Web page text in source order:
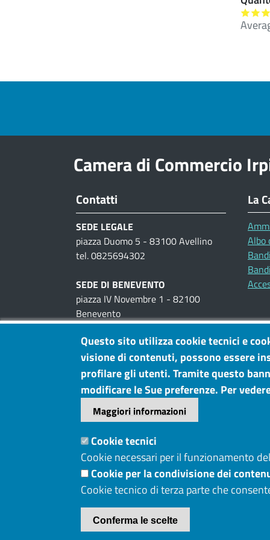
Camera di Commercio
Contatti
SEDE LEGALE
piazza Duomo 5 - 83100 Avellino
tel. 0825694302
SEDE DI BENEVENTO
piazza IV Novembre 1 - 82100
Benevento
tel. 0824300111
UFFICI AL PUBBLICO
piazza IV Novembre, 1 - Benevento
viale Cassitto, 7 -Avellino
P.IVA: 02922710641
cciaa@pec.irpiniasannio.camcom.it
La
Albo
Menù privacy
Cookie Note legali Privacy
Questo sito utilizza cookie tecnici e
visione di contenuti, possono essere
profilare gli utenti. Tramite questo
modificare le Sue preferenze. Per
Maggiori informazioni
Cookie tecnici
Cookie necessari per il funzionamento
Cookie per la condivisione dei
Cookie tecnico di terza parte che
Conferma le scelte